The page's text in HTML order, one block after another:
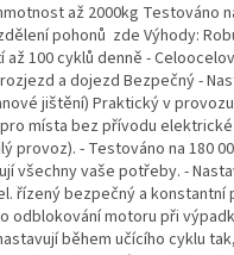
až 2000kg Testováno
pohonů zde Výhody:
100 cyklů denně -
a dojezd Bezpečný -
jištění) Praktický v
místa bez přívodu elektrické
provoz). - Testováno na 180
všechny vaše potřeby. -
řízený bezpečný a
motoru při
během učícího cyklu